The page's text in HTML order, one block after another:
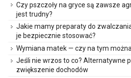
Czy pszczoły na gryce są zawsze
jest trudny?
Jakie mamy preparaty do
je bezpiecznie stosować?
Wymiana matek — czy na tym
Jeśli nie wrzos to co? Alternatywne
zwiększenie dochodów